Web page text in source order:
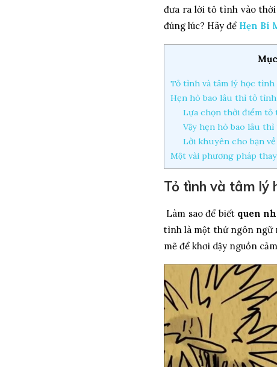
đưa ra lời tỏ tình vào
đúng lúc? Hãy để Hẹn Bí
Tỏ tình và tâm lý học tình
Hẹn hò bao lâu thì tỏ tình
Lựa chọn thời điểm
Vậy hẹn hò bao lâu
Lời khuyên cho bạn
Một vài phương pháp
Tỏ tình và tâm lý
Làm sao để biết quen
tình là một thứ ngôn ngữ
mẽ để khơi dậy nguồn